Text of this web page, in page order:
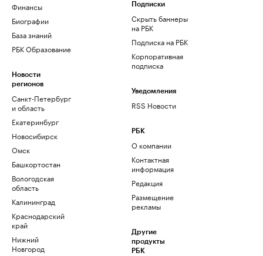
Финансы
Биографии
База знаний
РБК Образование
Новости
регионов
Санкт-Петербург
и область
Екатеринбург
Новосибирск
Омск
Башкортостан
Вологодская
область
Калининград
Краснодарский
край
Нижний
Новгород
Подписки
Скрыть баннеры
на РБК
Подписка на РБК
Корпоративная
подписка
Уведомления
RSS Новости
РБК
О компании
Контактная
информация
Редакция
Размещение
рекламы
Другие
продукты
РБК